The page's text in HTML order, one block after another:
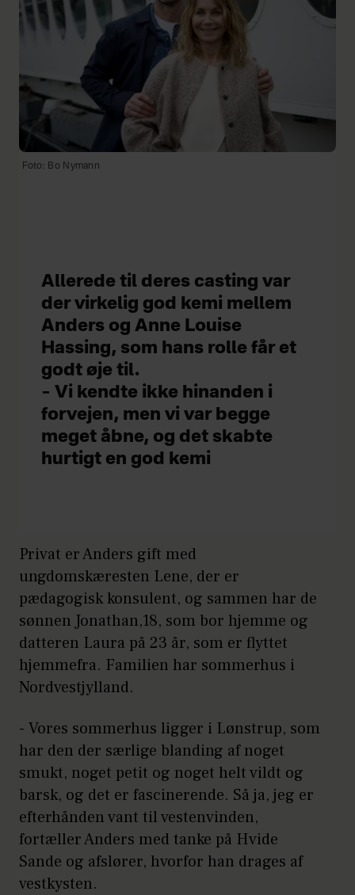
Foto: Bo Nymann
Allerede til deres casting var
der virkelig god kemi mellem
Anders og Anne Louise
Hassing, som hans rolle får et
godt øje til.
– Vi kendte ikke hinanden i
forvejen, men vi var begge
meget åbne, og det skabte
hurtigt en god kemi
Privat er Anders gift med
ungdomskæresten Lene, der er
pædagogisk konsulent, og sammen har de
sønnen Jonathan,18, som bor hjemme og
datteren Laura på 23 år, som er flyttet
hjemmefra. Familien har sommerhus i
Nordvestjylland.
- Vores sommerhus ligger i Lønstrup, som
har den der særlige blanding af noget
smukt, noget petit og noget helt vildt og
barsk, og det er fascinerende. Så ja, jeg er
efterhånden vant til vestenvinden,
fortæller Anders med tanke på Hvide
Sande og afslører, hvorfor han drages af
vestkysten.